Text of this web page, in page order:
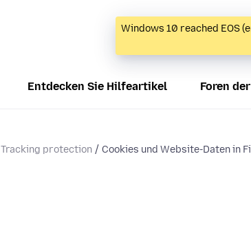
Windows 10 reached EOS
Entdecken Sie Hilfeartikel Foren
Tracking protection Cookies und Website-Daten in